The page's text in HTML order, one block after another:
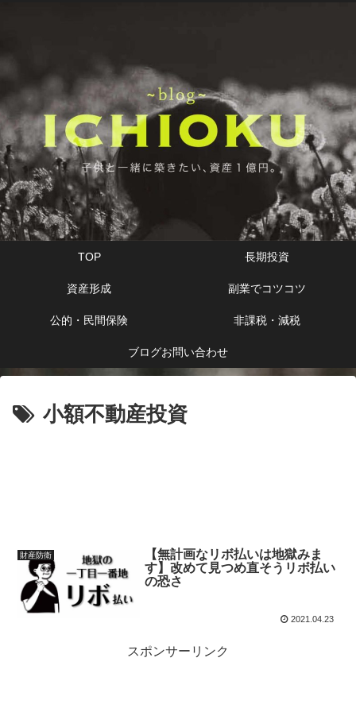
TOP 長期投資
資産形成 副業でコツコツ
公的・民間保険 非課税・減税
ブログお問い合わせ
小額不動産投資
財産防衛
【無計画なリボ払いは地獄みま
す】改めて見つめ直そうリボ払い
の恐さ
2021.04.23
スポンサーリンク